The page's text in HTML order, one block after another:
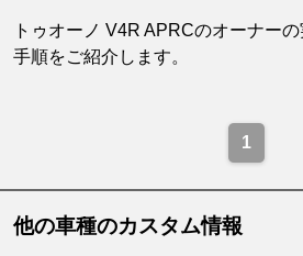
トゥオーノ V4R APRCのオーナー
手順をご紹介します。
1
他の車種のカスタム情報